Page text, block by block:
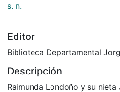
s. n.
Editor
Biblioteca Departamental
Descripción
Raimunda Londoño y su nieta